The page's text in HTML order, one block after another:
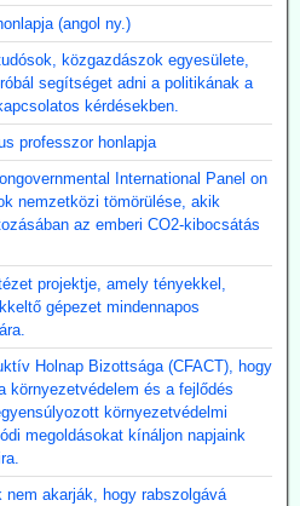
(angol ny.)
közgazdászok egyesülete,
segítséget adni a politikának a
kérdésekben.
professzor honlapja
International Panel on
nemzetközi tömörülése, akik
az emberi CO2-kibocsátás
projektje, amely tényekkel,
gépezet mindennapos
Holnap Bizottsága (CFACT), hogy
és a fejlődés
környezetvédelmi
megoldásokat kínáljon napjaink
akarják, hogy rabszolgává